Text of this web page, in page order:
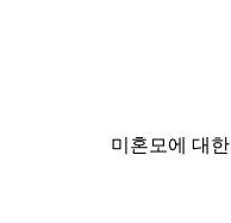
미혼모에 대